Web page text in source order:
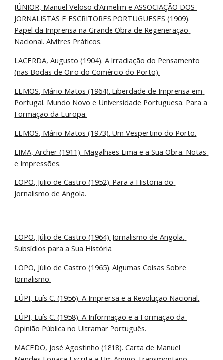
JÚNIOR, Manuel Veloso d’Armelim e ASSOCIAÇÃO DOS
JORNALISTAS E ESCRITORES PORTUGUESES (1909).
Papel da Imprensa na Grande Obra de Regeneração
Nacional. Alvitres Práticos.
LACERDA, Augusto (1904). A Irradiação do Pensamento
(nas Bodas de Oiro do Comércio do Porto).
LEMOS, Mário Matos (1964). Liberdade de Imprensa em
Portugal. Mundo Novo e Universidade Portuguesa. Para a
Formação da Europa.
LEMOS, Mário Matos (1973). Um Vespertino do Porto.
LIMA, Archer (1911). Magalhães Lima e a Sua Obra. Notas
e Impressões.
LOPO, Júlio de Castro (1952). Para a História do
Jornalismo de Angola.
LOPO, Júlio de Castro (1964). Jornalismo de Angola.
Subsídios para a Sua História.
LOPO, Júlio de Castro (1965). Algumas Coisas Sobre
Jornalismo.
LÚPI, Luís C. (1956). A Imprensa e a Revolução Nacional.
LÚPI, Luís C. (1958). A Informação e a Formação da
Opinião Pública no Ultramar Português.
MACEDO, José Agostinho (1818). Carta de Manuel